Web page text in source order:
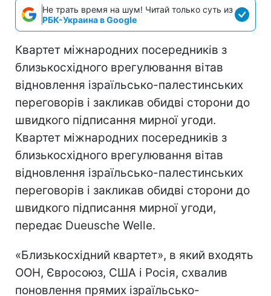
Не трать время на шум! Читай только суть из
РБК-Украина в Google
Квартет міжнародних посередників з
близькосхідного врегулювання вітав
відновлення ізраїльсько-палестинських
переговорів і закликав обидві сторони до
швидкого підписання мирної угоди.
Квартет міжнародних посередників з
близькосхідного врегулювання вітав
відновлення ізраїльсько-палестинських
переговорів і закликав обидві сторони до
швидкого підписання мирної угоди,
передає Dueusche Welle.
«Близькосхідний квартет», в який входять
ООН, Євросоюз, США і Росія, схвалив
поновлення прямих ізраїльсько-